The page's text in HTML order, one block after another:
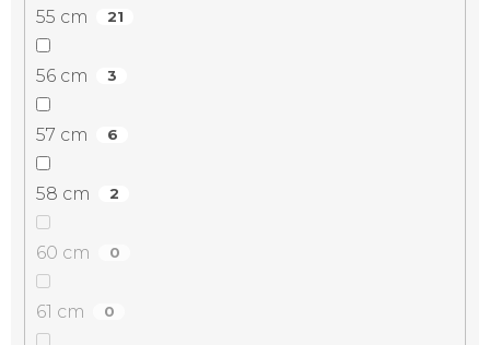
55 cm 21
56 cm 3
57 cm 6
58 cm 2
60 cm 0
61 cm 0